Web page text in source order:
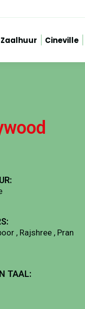
Zaalhuur Cineville
, Rajshree , Pran
TAAL: